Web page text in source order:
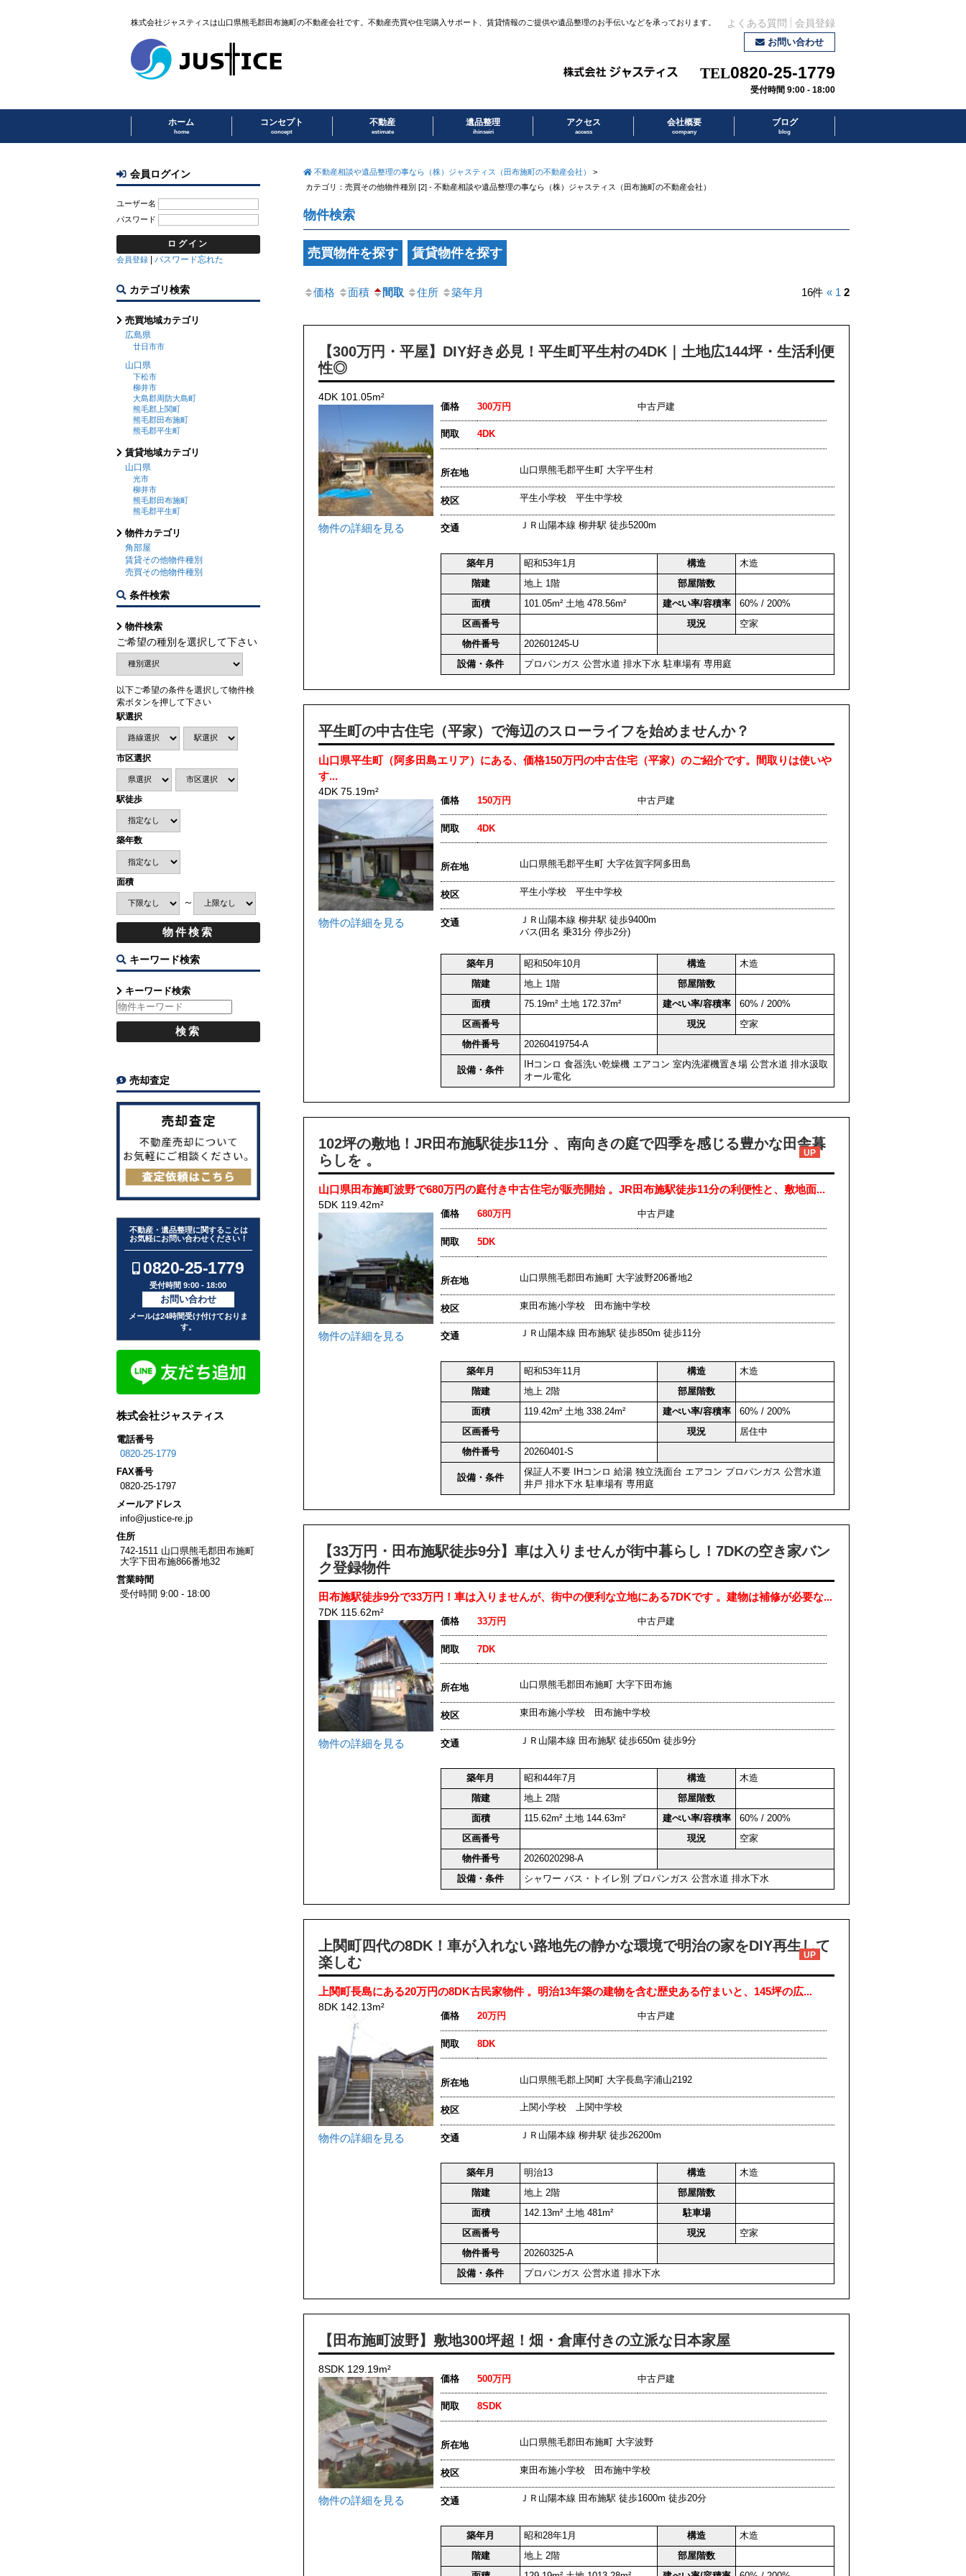
株式会社ジャスティスは山口県熊毛郡田布施町の不動産会社です。不動産売買や住宅購入サポート、賃貸情報のご提供や遺品整理のお手伝いなどを承っております。 よくある質問
会員登録
お問い合わせ
0820-25-1779
受付時間 9:00 - 18:00
ホーム
home
コンセプト
concept
不動産
estimate
遺品整理
ihinseiri
アクセス
access
会社概要
company
ブログ
blog
不動産相談や遺品整理の事なら（株）ジャスティス（田布施町の不動産会社）
>
カテゴリ：売買その他物件種別 [2] - 不動産相談や遺品整理の事なら（株）ジャスティス（田布施町の不動産会社）
物件検索
売買物件を探す 賃貸物件を探す
価格 面積 間取 住所 築年月 16件 « 1 2
【300万円・平屋】DIY好き必見！平生町平生村の4DK｜土地広144坪・生活利便
性◎
4DK 101.05m²
物件の詳細を見る
価格 300万円 中古戸建
間取 4DK
所在地 山口県熊毛郡平生町 大字平生村
校区 平生小学校 平生中学校
交通 ＪＲ山陽本線 柳井駅 徒歩5200m
築年月 昭和53年1月 構造
木造
階建
地上 1階
部屋階数
面積
101.05m² 土地 478.56m² 建ぺい率/容積率
60% / 200%
区画番号
現況
空家
物件番号
202601245-U
設備・条件
プロパンガス 公営水道 排水下水 駐車場有 専用庭
平生町の中古住宅（平家）で海辺のスローライフを始めませんか？
山口県平生町（阿多田島エリア）にある、価格150万円の中古住宅（平家）のご紹介です。間取りは使いや
す...
4DK 75.19m²
物件の詳細を見る
価格 150万円 中古戸建
間取 4DK
所在地 山口県熊毛郡平生町 大字佐賀字阿多田島
校区 平生小学校 平生中学校
交通
ＪＲ山陽本線 柳井駅 徒歩9400m
バス(田名 乗31分 停歩2分)
築年月 昭和50年10月 構造
木造
階建
地上 1階
部屋階数
面積
75.19m² 土地 172.37m² 建ぺい率/容積率
60% / 200%
区画番号
現況
空家
物件番号
20260419754-A
設備・条件
IHコンロ 食器洗い乾燥機 エアコン 室内洗濯機置き場 公営水道 排水汲取
オール電化
102坪の敷地！JR田布施駅徒歩11分 、南向きの庭で四季を感じる豊かな田舎暮
らしを 。
UP
山口県田布施町波野で680万円の庭付き中古住宅が販売開始 。JR田布施駅徒歩11分の利便性と、敷地面...
5DK 119.42m²
物件の詳細を見る
価格 680万円 中古戸建
間取 5DK
所在地 山口県熊毛郡田布施町 大字波野206番地2
校区 東田布施小学校 田布施中学校
交通 ＪＲ山陽本線 田布施駅 徒歩850m 徒歩11分
築年月 昭和53年11月 構造
木造
階建
地上 2階
部屋階数
面積
119.42m² 土地 338.24m² 建ぺい率/容積率
60% / 200%
区画番号
現況
居住中
物件番号
20260401-S
設備・条件
保証人不要 IHコンロ 給湯 独立洗面台 エアコン プロパンガス 公営水道
井戸 排水下水 駐車場有 専用庭
【33万円・田布施駅徒歩9分】車は入りませんが街中暮らし！7DKの空き家バン
ク登録物件
田布施駅徒歩9分で33万円！車は入りませんが、街中の便利な立地にある7DKです 。建物は補修が必要な...
7DK 115.62m²
物件の詳細を見る
価格 33万円 中古戸建
間取 7DK
所在地 山口県熊毛郡田布施町 大字下田布施
校区 東田布施小学校 田布施中学校
交通 ＪＲ山陽本線 田布施駅 徒歩650m 徒歩9分
築年月 昭和44年7月 構造
木造
階建
地上 2階
部屋階数
面積
115.62m² 土地 144.63m² 建ぺい率/容積率
60% / 200%
区画番号
現況
空家
物件番号
2026020298-A
設備・条件
シャワー バス・トイレ別 プロパンガス 公営水道 排水下水
上関町四代の8DK！車が入れない路地先の静かな環境で明治の家をDIY再生して
楽しむ
UP
上関町長島にある20万円の8DK古民家物件 。明治13年築の建物を含む歴史ある佇まいと、145坪の広...
8DK 142.13m²
物件の詳細を見る
価格 20万円 中古戸建
間取 8DK
所在地 山口県熊毛郡上関町 大字長島字浦山2192
校区 上関小学校 上関中学校
交通 ＪＲ山陽本線 柳井駅 徒歩26200m
築年月 明治13 構造
木造
階建
地上 2階
部屋階数
面積
142.13m² 土地 481m²
駐車場
区画番号
現況
空家
物件番号
20260325-A
設備・条件
プロパンガス 公営水道 排水下水
【田布施町波野】敷地300坪超！畑・倉庫付きの立派な日本家屋
8SDK 129.19m²
物件の詳細を見る
価格 500万円 中古戸建
間取 8SDK
所在地 山口県熊毛郡田布施町 大字波野
校区 東田布施小学校 田布施中学校
交通 ＪＲ山陽本線 田布施駅 徒歩1600m 徒歩20分
築年月 昭和28年1月 構造
木造
階建
地上 2階
部屋階数
会員ログイン
ユーザー名
パスワード
会員登録 | パスワード忘れた
カテゴリ検索
売買地域カテゴリ
広島県
廿日市市
山口県
下松市
柳井市
大島郡周防大島町
熊毛郡上関町
熊毛郡田布施町
熊毛郡平生町
賃貸地域カテゴリ
山口県
光市
柳井市
熊毛郡田布施町
熊毛郡平生町
物件カテゴリ
角部屋
賃貸その他物件種別
売買その他物件種別
条件検索
物件検索
ご希望の種別を選択して下さい
以下ご希望の条件を選択して物件検
索ボタンを押して下さい
駅選択
市区選択
駅徒歩
築年数
面積
～
キーワード検索
キーワード検索
売却査定
不動産・遺品整理に関することは
お気軽にお問い合わせください！
0820-25-1779
受付時間 9:00 - 18:00
お問い合わせ
メールは24時間受け付けておりま
す。
株式会社ジャスティス
電話番号
0820-25-1779
FAX番号
0820-25-1797
メールアドレス
info@justice-re.jp
住所
742-1511 山口県熊毛郡田布施町
大字下田布施866番地32
営業時間
受付時間 9:00 - 18:00